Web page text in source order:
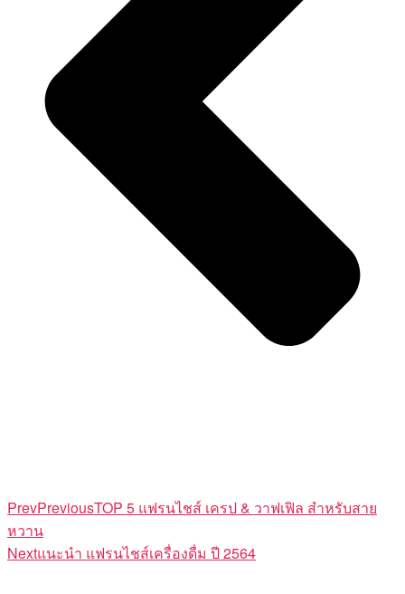
PrevPreviousTOP 5 แฟรนไชส์ เครป & วาฟเฟิล สำหรับสาย
หวาน
Nextแนะนำ แฟรนไชส์เครื่องดื่ม ปี 2564